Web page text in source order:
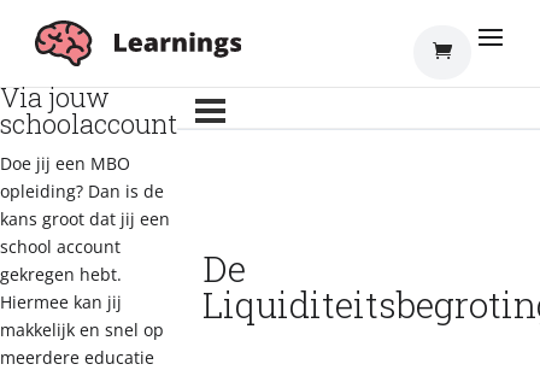
Inloggen
Via jouw
schoolaccount
Doe jij een MBO
opleiding? Dan is de
kans groot dat jij een
school account
gekregen hebt.
Hiermee kan jij
makkelijk en snel op
meerdere educatie
De